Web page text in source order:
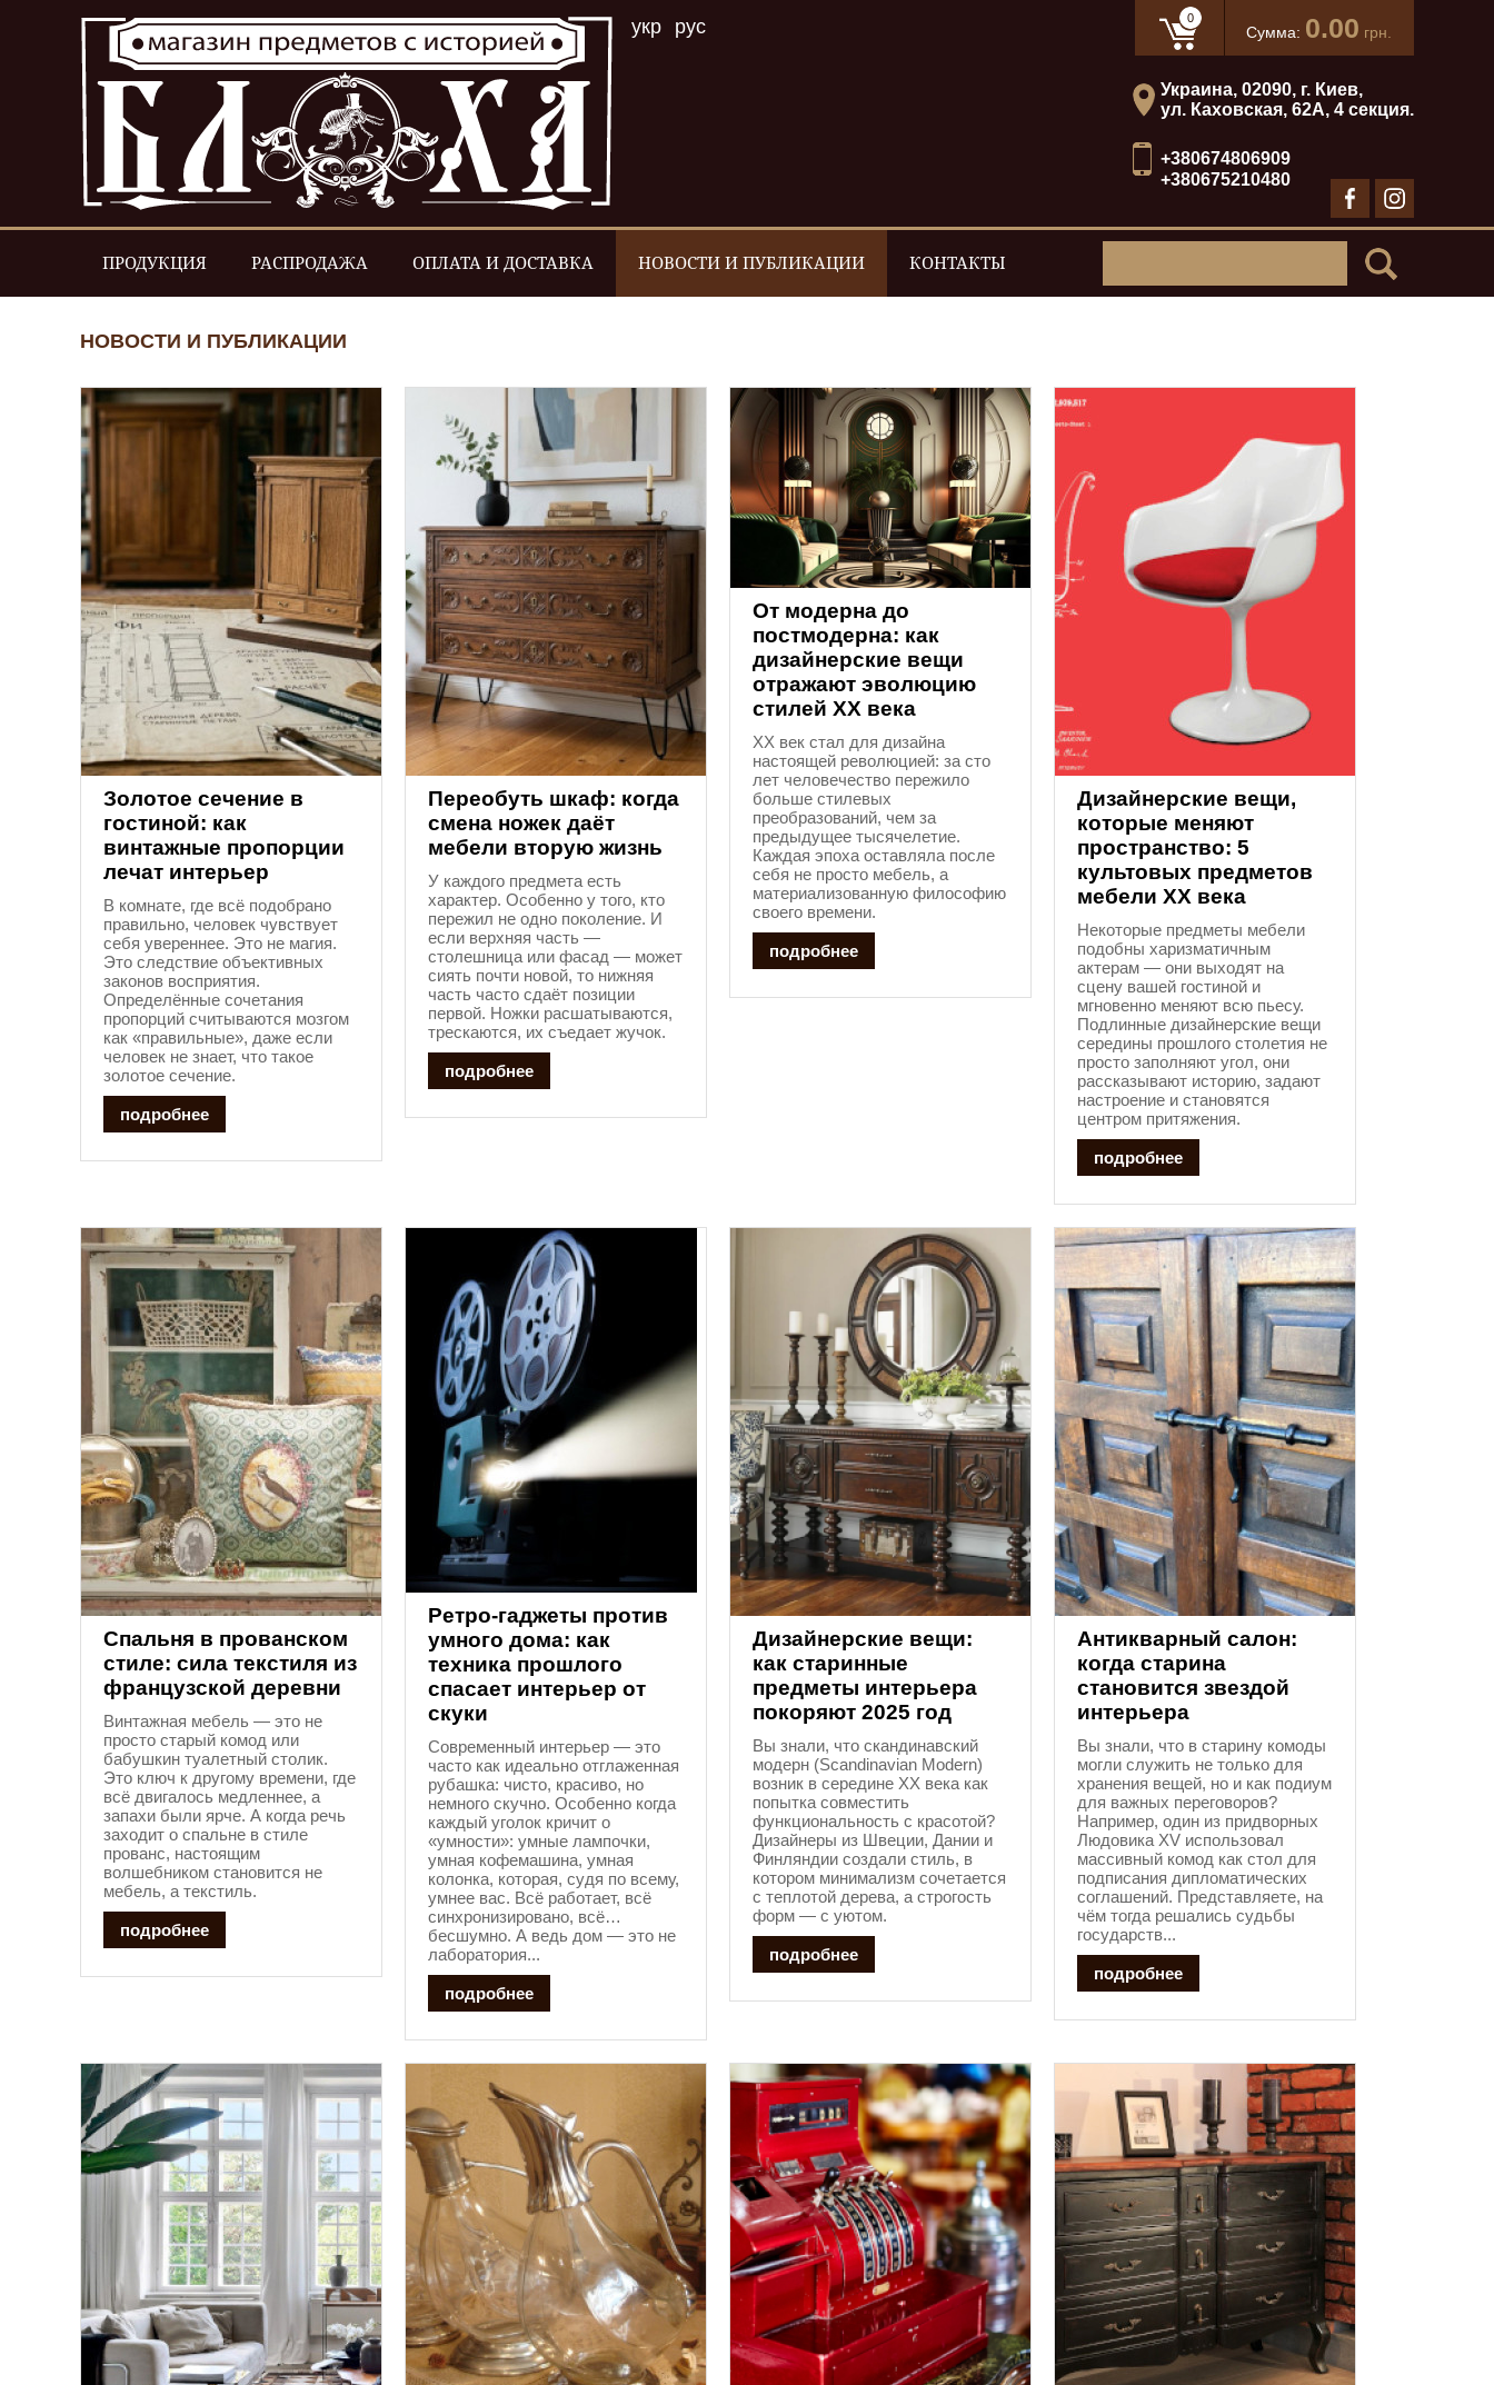
0
Сумма: 0.00 грн.
укр рус
Украина, 02090, г. Киев,
ул. Каховская, 62А, 4 секция.
+380674806909
+380675210480
ПРОДУКЦИЯ РАСПРОДАЖА ОПЛАТА И ДОСТАВКА НОВОСТИ И ПУБЛИКАЦИИ КОНТАКТЫ
НОВОСТИ И ПУБЛИКАЦИИ
Золотое сечение в
гостиной: как
винтажные пропорции
лечат интерьер
В комнате, где всё подобрано
правильно, человек чувствует
себя увереннее. Это не магия.
Это следствие объективных
законов восприятия.
Определённые сочетания
пропорций считываются мозгом
как «правильные», даже если
человек не знает, что такое
золотое сечение.
подробнее
Переобуть шкаф: когда
смена ножек даёт
мебели вторую жизнь
У каждого предмета есть
характер. Особенно у того, кто
пережил не одно поколение. И
если верхняя часть —
столешница или фасад — может
сиять почти новой, то нижняя
часть часто сдаёт позиции
первой. Ножки расшатываются,
трескаются, их съедает жучок.
подробнее
От модерна до
постмодерна: как
дизайнерские вещи
отражают эволюцию
стилей XX века
XX век стал для дизайна
настоящей революцией: за сто
лет человечество пережило
больше стилевых
преобразований, чем за
предыдущее тысячелетие.
Каждая эпоха оставляла после
себя не просто мебель, а
материализованную философию
своего времени.
подробнее
Дизайнерские вещи,
которые меняют
пространство: 5
культовых предметов
мебели XX века
Некоторые предметы мебели
подобны харизматичным
актерам — они выходят на
сцену вашей гостиной и
мгновенно меняют всю пьесу.
Подлинные дизайнерские вещи
середины прошлого столетия не
просто заполняют угол, они
рассказывают историю, задают
настроение и становятся
центром притяжения.
подробнее
Спальня в прованском
стиле: сила текстиля из
французской деревни
Винтажная мебель — это не
просто старый комод или
бабушкин туалетный столик.
Это ключ к другому времени, где
всё двигалось медленнее, а
запахи были ярче. А когда речь
заходит о спальне в стиле
прованс, настоящим
волшебником становится не
мебель, а текстиль.
подробнее
Ретро-гаджеты против
умного дома: как
техника прошлого
спасает интерьер от
скуки
Современный интерьер — это
часто как идеально отглаженная
рубашка: чисто, красиво, но
немного скучно. Особенно когда
каждый уголок кричит о
«умности»: умные лампочки,
умная кофемашина, умная
колонка, которая, судя по всему,
умнее вас. Всё работает, всё
синхронизировано, всё…
бесшумно. А ведь дом — это не
лаборатория...
подробнее
Дизайнерские вещи:
как старинные
предметы интерьера
покоряют 2025 год
Вы знали, что скандинавский
модерн (Scandinavian Modern)
возник в середине XX века как
попытка совместить
функциональность с красотой?
Дизайнеры из Швеции, Дании и
Финляндии создали стиль, в
котором минимализм сочетается
с теплотой дерева, а строгость
форм — с уютом.
подробнее
Антикварный салон:
когда старина
становится звездой
интерьера
Вы знали, что в старину комоды
могли служить не только для
хранения вещей, но и как подиум
для важных переговоров?
Например, один из придворных
Людовика XV использовал
массивный комод как стол для
подписания дипломатических
соглашений. Представляете, на
чём тогда решались судьбы
государств...
подробнее